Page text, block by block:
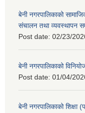
बेनी नगरपालिकाको
संचालन तथा व्यवस्थापन
Post date: 02/23/
बेनी नगरपालिकाको
Post date: 01/04/
बेनी नगरपालिकाको